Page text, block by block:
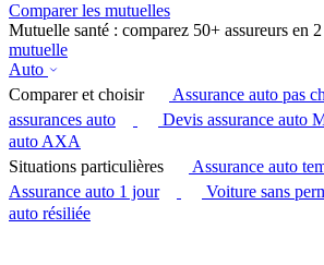
Comparer les mutuelles
Mutuelle santé : comparez 50+ assureurs en
mutuelle
Auto
Comparer et choisir
Assurance auto pas
assurances auto
Devis assurance auto
auto AXA
Situations particulières
Assurance auto
Assurance auto 1 jour
Voiture sans
auto résiliée